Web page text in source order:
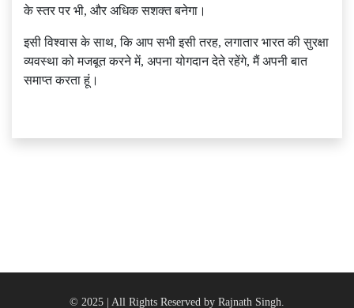
के स्तर पर भी, और अधिक सशक्त बनेगा।
इसी विश्वास के साथ, कि आप सभी इसी तरह, लगातार भारत की सुरक्षा
व्यवस्था को मजबूत करने में, अपना योगदान देते रहेंगे, मैं अपनी बात
समाप्त करता हूं।
© 2025 | All Rights Reserved by Rajnath Singh.